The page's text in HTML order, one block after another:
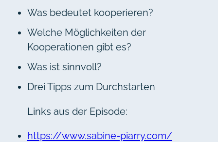
Was bedeutet kooperieren?
Welche Möglichkeiten der
Kooperationen gibt es?
Was ist sinnvoll?
Drei Tipps zum Durchstarten
Links aus der Episode:
https://www.sabine-piarry.com/